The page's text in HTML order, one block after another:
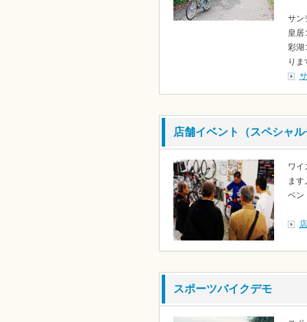
サン
皇居
彩湖
りま
店舗イベント（スペシャ
ワイ
ま
ベン
スポーツバイクデモ